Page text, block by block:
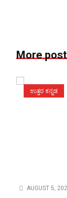
More
ಉತ್ತರ ಕನ್ನಡ
AUGUST 5,